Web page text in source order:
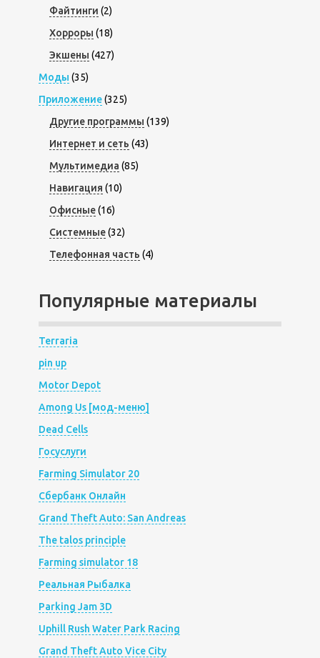
Файтинги (2)
Хорроры (18)
Экшены (427)
Моды (35)
Приложение(325)
Другие программы (139)
Интернет и сеть (43)
Мультимедиа (85)
Навигация (10)
Офисные(16)
Системные(32)
Телефонная часть (4)
Популярные материалы
Terraria
pin up
Motor Depot
Among Us [мод-меню]
Dead Cells
Госуслуги
Farming Simulator 20
Сбербанк Онлайн
Grand Theft Auto: San Andreas
The talos principle
Farming simulator 18
Реальная Рыбалка
Parking Jam 3D
Uphill Rush Water Park Racing
Grand Theft Auto Vice City